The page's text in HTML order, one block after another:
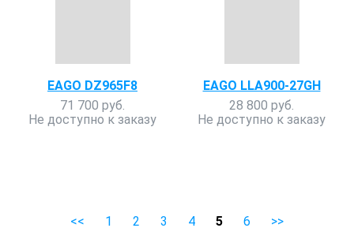
EAGO DZ965F8
71 700 руб.
Не доступно к заказу
EAGO LLA900-27GH
28 800 руб.
Не доступно к заказу
<< 1 2 3 4 5 6 >>